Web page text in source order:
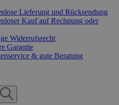
Lieferung und Rücksendung
Kauf auf Rechnung oder
Widerrufsrecht
Garantie
& gute Beratung